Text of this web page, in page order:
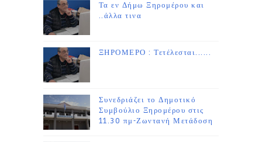
Τα εν Δήμω Ξηρομέρου και
..άλλα τινα
ΞΗΡΟΜΕΡΟ : Τετέλεσται......
Συνεδριάζει το Δημοτικό
Συμβούλιο Ξηρομέρου στις
11.30 πμ-Ζωντανή Μετάδοση